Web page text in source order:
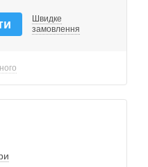
Швидке
замовлення